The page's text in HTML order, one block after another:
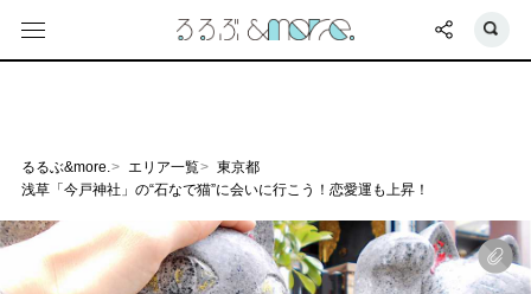
るるぶ&more. エリア一覧
東京都
浅草「今戸神社」の“石なで猫”に会いに行こう！恋愛運も上昇！